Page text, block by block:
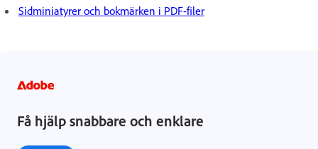
Sidminiatyrer och bokmärken i PDF-filer
Få hjälp snabbare och enklare